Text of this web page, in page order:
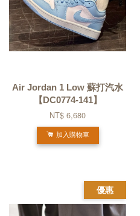
Air Jordan 1 Low 蘇打汽水
【DC0774-141】
NT$ 6,680
加入購物車
優惠